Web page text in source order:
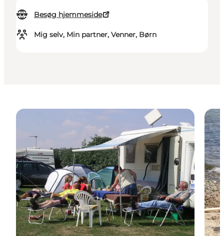
Besøg hjemmeside
Mig selv, Min partner, Venner, Børn